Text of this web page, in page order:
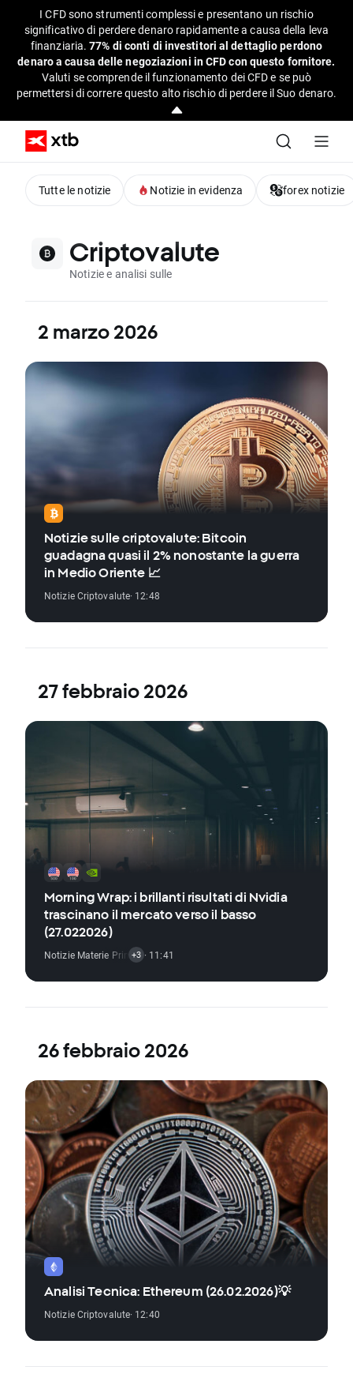
I CFD sono strumenti complessi e presentano un rischio
significativo di perdere denaro rapidamente a causa della leva
finanziaria.77% di conti di investitori al dettaglio perdono
denaro a causa delle negoziazioni in CFD con questo fornitore.
Valuti se comprende il funzionamento dei CFD e se può
permettersi di correre questo alto rischio di perdere il Suo denaro.
Tutte le notizie Notizie in evidenza forex notizie
Criptovalute
Notizie e analisi sulle
2 marzo 2026
Notizie sulle criptovalute: Bitcoin
guadagna quasi il 2% nonostante la guerra
in Medio Oriente 📈
Notizie Criptovalute· 12:48
27 febbraio 2026
Morning Wrap: i brillanti risultati di Nvidia
trascinano il mercato verso il basso
(27.022026)
Notizie Materie Prime,Indici Notizie
+3 · 11:41
26 febbraio 2026
Analisi Tecnica: Ethereum (26.02.2026)💡
Notizie Criptovalute· 12:40